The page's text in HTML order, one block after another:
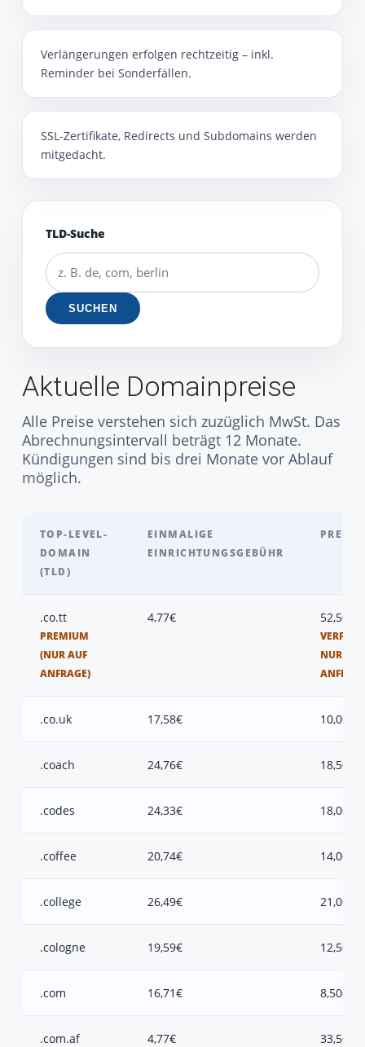
Verlängerungen erfolgen rechtzeitig – inkl.
Reminder bei Sonderfällen.
SSL-Zertifikate, Redirects und Subdomains werden
mitgedacht.
TLD-Suche
SUCHEN
Aktuelle Domainpreise
Alle Preise verstehen sich zuzüglich MwSt. Das
Abrechnungsintervall beträgt 12 Monate.
Kündigungen sind bis drei Monate vor Ablauf
möglich.
TOP-LEVEL-
DOMAIN
(TLD)
EINMALIGE
EINRICHTUNGSGEBÜHR
PREIS
.co.tt
PREMIUM
(NUR AUF
ANFRAGE)
4,77€ 52,50€
NUR AUF
.co.uk 17,58€ 10,00€
.coach 24,76€ 18,50€
.codes 24,33€ 18,00€
.coffee 20,74€ 14,00€
.college 26,49€ 21,00€
.cologne 19,59€ 12,50€
.com 16,71€ 8,50€
.com.af 4,77€ 33,50€